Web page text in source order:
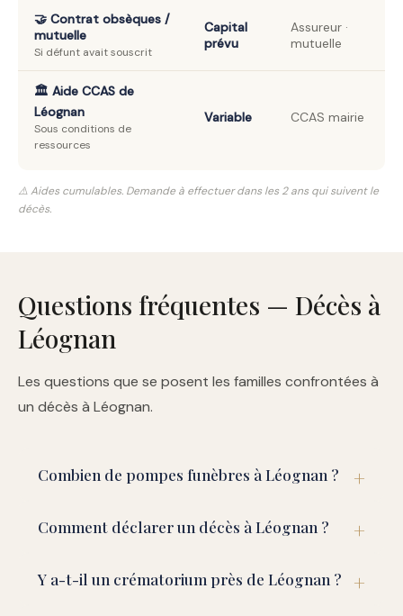
🤝 Contrat obsèques /
mutuelle
Si défunt avait souscrit
Capital
prévu
Assureur ·
mutuelle
🏛️ Aide CCAS de
Léognan
Sous conditions de
ressources
Variable CCAS mairie
⚠️ Aides cumulables. Demande à effectuer dans les 2 ans qui suivent le
décès.
Questions fréquentes — Décès à
Léognan
Les questions que se posent les familles confrontées à
un décès à Léognan.
Combien de pompes funèbres à Léognan ?
Comment déclarer un décès à Léognan ?
Y a-t-il un crématorium près de Léognan ?